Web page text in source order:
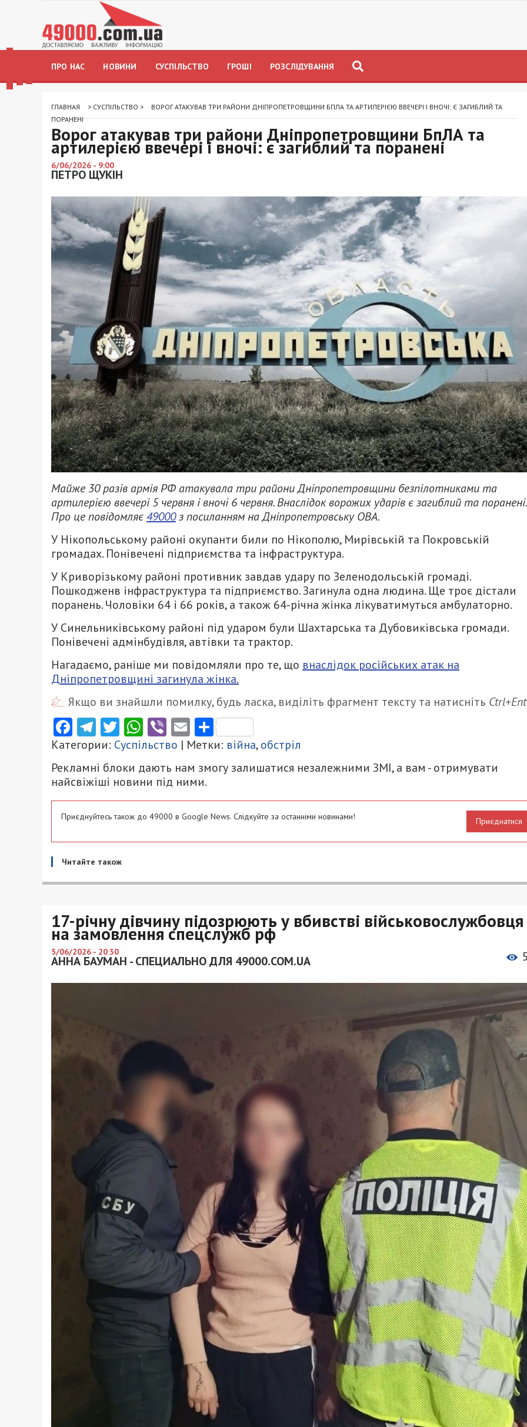
ПРО НАС НОВИНИ СУСПІЛЬСТВО ГРОШІ РОЗСЛІДУВАННЯ
ГЛАВНАЯ > СУСПІЛЬСТВО >
ВОРОГ АТАКУВАВ ТРИ РАЙОНИ ДНІПРОПЕТРОВЩИНИ БПЛА ТА АРТИЛЕРІЄЮ ВВЕЧЕРІ І ВНОЧІ: Є ЗАГИБЛИЙ ТА
ПОРАНЕНІ
Ворог атакував три райони Дніпропетровщини БпЛА та
артилерією ввечері і вночі: є загиблий та поранені
6/06/2026 - 9:00
ПЕТРО ЩУКІН
Майже 30 разів армія РФ атакувала три райони Дніпропетровщини безпілотниками та
артилерією ввечері 5 червня і вночі 6 червня. Внаслідок ворожих ударів є загиблий та поранені.
Про це повідомляє49000з посиланням на Дніпропетровську ОВА.
У Нікопольському районі окупанти били по Нікополю, Мирівській та Покровській
громадах. Понівечені підприємства та інфраструктура.
У Криворізькому районі противник завдав удару по Зеленодольській громаді.
Пошкодженв інфраструктура та підприємство. Загинула одна людина. Ще троє дістали
поранень. Чоловіки 64 і 66 років, а також 64-річна жінка лікуватимуться амбулаторно.
У Синельниківському районі під ударом були Шахтарська та Дубовиківська громади.
Понівечені адмінбудівля, автівки та трактор.
Нагадаємо, раніше ми повідомляли про те, що внаслідок російських атак на
Дніпропетровщині загинула жінка.
Якщо ви знайшли помилку, будь ласка, виділіть фрагмент тексту та натисніть
Facebook
Telegram
Twitter
WhatsApp
ViberEmailПоділитися
Категории: Суспільство | Метки: війна,обстріл
Рекламні блоки дають нам змогу залишатися незалежними ЗМІ, а вам - отримувати
найсвіжіші новини під ними.
Приєднуйтесь також до 49000 в Google News. Слідкуйте за останніми новинами! Приєднатися
Читайте також
17-річну дівчину підозрюють у вбивстві військовослужбовця
на замовлення спецслужб рф
5/06/2026 - 20:30
АННА БАУМАН - СПЕЦИАЛЬНО ДЛЯ 49000.COM.UA